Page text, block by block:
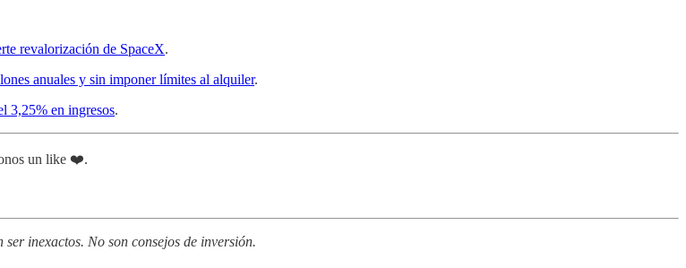
revalorización de SpaceX.
anuales y sin imponer límites al alquiler.
3,25% en ingresos.
un like ❤️.
inexactos. No son consejos de inversión.